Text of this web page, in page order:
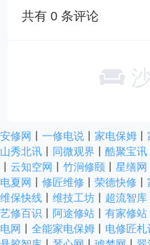
共有0 条评论
安修网 一修电说 家电保姆
山秀北讯
同微观界 酷聚宝讯
云知空网 竹涧修颐 星缮网
电夏网
修匠维修 荣德快修
维保快线
维技工坊 超流智库
艺修百识
阿途修站 有家修站
电网
全能家电保姆 电修匠札